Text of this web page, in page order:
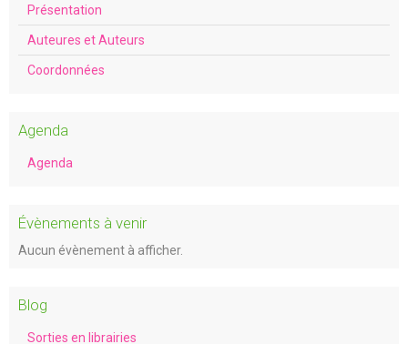
Présentation
Auteures et Auteurs
Coordonnées
Agenda
Agenda
Évènements à venir
Aucun évènement à afficher.
Blog
Sorties en librairies